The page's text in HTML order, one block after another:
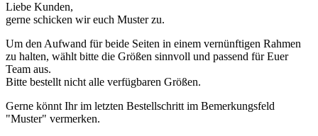
Liebe Kunden,
gerne schicken wir euch Muster zu.
Um den Aufwand für beide Seiten in einem vernünftigen Rahmen
zu halten, wählt bitte die Größen sinnvoll und passend für Euer
Team aus.
Bitte bestellt nicht alle verfügbaren Größen.
Gerne könnt Ihr im letzten Bestellschritt im Bemerkungsfeld
"Muster" vermerken.